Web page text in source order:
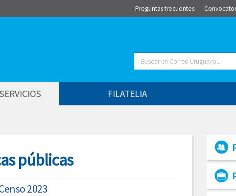
Preguntas frecuentes
Buscar
FILATELIA
públicas
2023